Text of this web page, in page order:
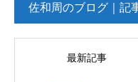
佐和周のブログ｜記
最新記事